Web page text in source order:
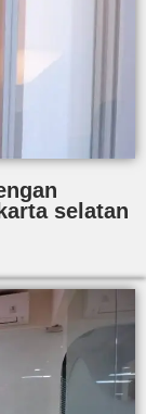
selatan